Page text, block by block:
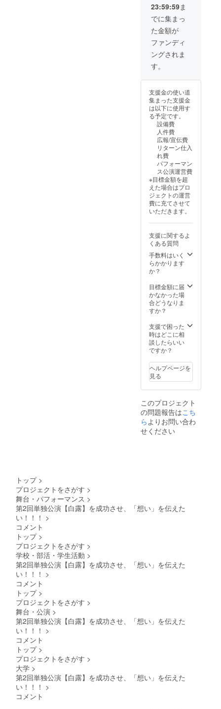
けるこ
とがで
きませ
んので
ご注意
くださ
い。
したステッカー
をお渡しいたし
ます！ A・Bど
ちらかご希望の
選択肢を備考欄
にご入力くださ
い。 ※サイズは
45mm×45mm
グロス加工とな
ります。 ・【お
礼のメールA】
1000円 ・【お礼
のメールB】 ・
2026年1月に、
直筆の年賀状を
お送りいたしま
す！ 宛名等ご希
望ございました
ら、備考欄にご
記入ください。
・小サイズの色
紙に任意の文字
(2字まで)をお書
きします！ 画像
は昨年度単独公
演のサンプルで
す。 ※備考欄に
希望の文字をお
書きください。
・一般的なサイ
ズの色紙に任意
の文字(2文字ま
で)をお書きしま
す！ 画像は昨年
ンプルです。 ※
備考欄に希望の
文字をお書きく
ださい。 3000円
じ布地を用いた
品(巾着)をお渡
しします！ ※柄
指定不可 ※サイ
200mm×140m
mとなります。
5000円 ・【8/30
まで！】 公演に
おけるエンディ
ング映像のエン
ドクレジットに
お名前を記載し
ます！ 企業・店
舗様でロゴ・バ
します。 公演終
さい。 ・【8月
10日まで！】 公
ナー等での掲載
をご希望される
ルをお送りいた
します。 公演終
23:59:59ま
でに集まっ
た金額が
ファンディ
ングされま
す。
支援金の使い道
集まった支援金
は以下に使用す
る予定です。
設備費
人件費
広報/宣伝費
リターン仕入
れ費
パフォーマン
ス公演運営費
※目標金額を超
えた場合はプロ
ジェクトの運営
費に充てさせて
いただきます。
支援に関するよ
くある質問
手数料はいく
らかかります
か？
目標金額に届
かなかった場
合どうなりま
すか？
支援で困った
時はどこに相
談したらいい
ですか？
ヘルプページを
見る
このプロジェクト
の問題報告はこち
ら よりお問い合わ
せください
トップ >
プロジェクトをさがす >
舞台・パフォーマンス >
第2回単独公演【白露】を成功させ、「想い」を伝えた
い！！！ >
コメント
トップ >
プロジェクトをさがす >
学校・部活・学生活動 >
第2回単独公演【白露】を成功させ、「想い」を伝えた
い！！！ >
コメント
トップ >
プロジェクトをさがす >
舞台・公演 >
第2回単独公演【白露】を成功させ、「想い」を伝えた
い！！！ >
コメント
トップ >
プロジェクトをさがす >
大学 >
第2回単独公演【白露】を成功させ、「想い」を伝えた
い！！！ >
コメント